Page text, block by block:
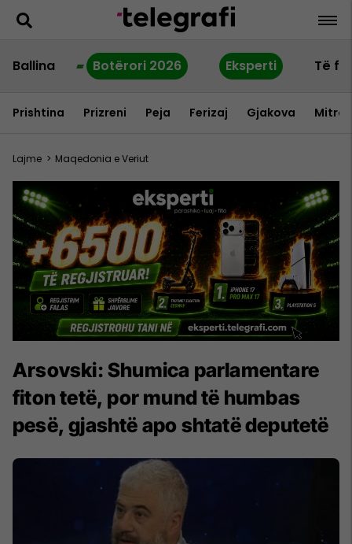
Ballina Botërori 2026 Eksperti Të
Prishtina Prizreni Peja Ferizaj Gjakova
Lajme > Maqedonia e Veriut
Arsovski: Shumica parlamentare
fiton tetë, por mund të humbas
pesë, gjashtë apo shtatë deputetë